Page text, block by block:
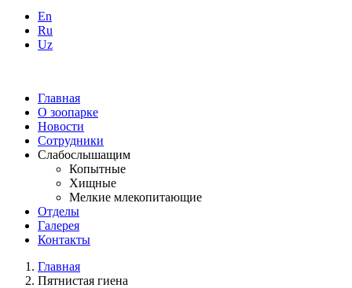
En
Ru
Uz
Главная
О зоопарке
Новости
Сотрудники
Слабослышащим
Копытные
Хищные
Мелкие млекопитающие
Отделы
Галерея
Контакты
Главная
Пятнистая гиена